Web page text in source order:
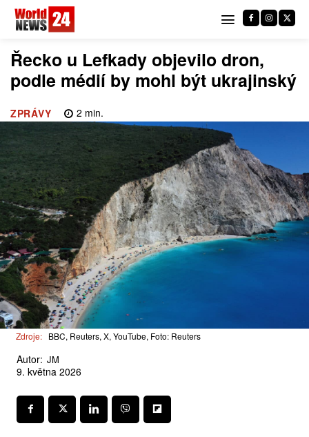
Řecko u Lefkady objevilo dron,
podle médií by mohl být ukrajinský
ZPRÁVY 2 min.
Zdroje: BBC, Reuters, X, YouTube, Foto: Reuters
Autor: JM
9. května 2026